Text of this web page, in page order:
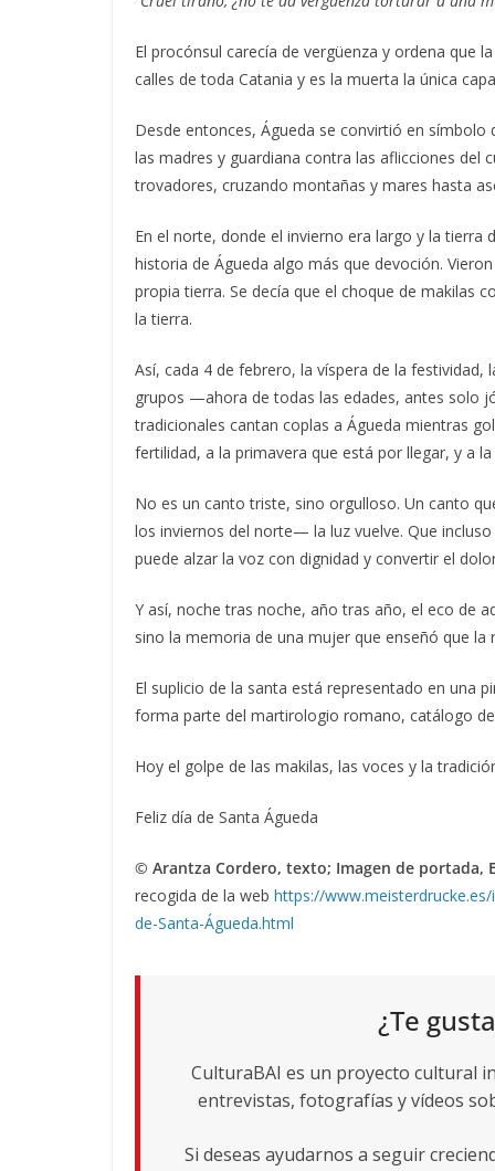
El procónsul carecía de vergüenza y ordena que
calles de toda Catania y es la muerta la única
Desde entonces, Águeda se convirtió en
las madres y guardiana contra las aflicciones del
trovadores, cruzando montañas y mares hasta
En el norte, donde el invierno era largo y la
historia de Águeda algo más que devoción.
propia tierra. Se decía que el choque de makilas
la tierra.
Así, cada 4 de febrero, la víspera de la festividad,
grupos —ahora de todas las edades, antes solo
tradicionales cantan coplas a Águeda mientras
fertilidad, a la primavera que está por llegar, y a
No es un canto triste, sino orgulloso. Un canto
los inviernos del norte— la luz vuelve. Que
puede alzar la voz con dignidad y convertir el
Y así, noche tras noche, año tras año, el eco de
sino la memoria de una mujer que enseñó que
El suplicio de la santa está representado en una
forma parte del martirologio romano, catálogo
Hoy el golpe de las makilas, las voces y la
Feliz día de Santa Águeda
© Arantza Cordero, texto; Imagen de portada,
recogida de la web https://
de-Santa-Águeda.html
¿Te
CulturaBAI es un proyecto cultural
entrevistas, fotografías y vídeos
Si deseas ayudarnos a seguir